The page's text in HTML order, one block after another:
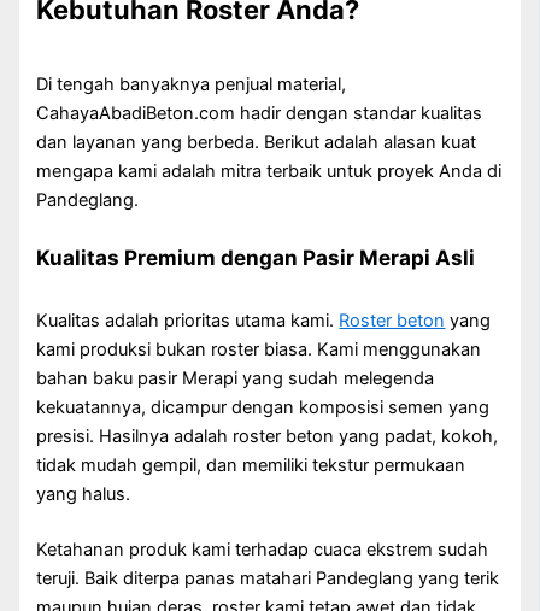
Kebutuhan Roster Anda?
Di tengah banyaknya penjual material,
CahayaAbadiBeton.com hadir dengan standar kualitas
dan layanan yang berbeda. Berikut adalah alasan kuat
mengapa kami adalah mitra terbaik untuk proyek Anda di
Pandeglang.
Kualitas Premium dengan Pasir Merapi Asli
Kualitas adalah prioritas utama kami. Roster beton yang
kami produksi bukan roster biasa. Kami menggunakan
bahan baku pasir Merapi yang sudah melegenda
kekuatannya, dicampur dengan komposisi semen yang
presisi. Hasilnya adalah roster beton yang padat, kokoh,
tidak mudah gempil, dan memiliki tekstur permukaan
yang halus.
Ketahanan produk kami terhadap cuaca ekstrem sudah
teruji. Baik diterpa panas matahari Pandeglang yang terik